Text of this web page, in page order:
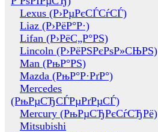
Lexus (Р›РµРєСЃСѓСЃ)
Liaz (Р›РёР°Р·)
Lifan (Р›РёС„Р°РЅ)
Lincoln (Р›РёРЅРєРѕР»СЊРЅ)
Man (РњР°РЅ)
Mazda (РњР°Р·РґР°)
Mercedes
(РњРµСЂСЃРµРґРµСЃ)
Mercury (РњРµСЂРєСѓСЂРё)
Mitsubishi